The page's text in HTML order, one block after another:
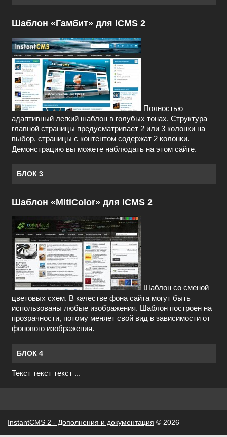
Шаблон «Гамбит» для ICMS 2
Полностью
адаптивный легкий шаблон в голубых тонах. Структура
главной страницы предусматривает 2 или 3 колонки на
выбор, страницы с контентом содержат 2 колонки.
Демонстрацию вы можете наблюдать на этом сайте.
БЛОК 3
Шаблон «MltiColor» для ICMS 2
Шаблон со сменой
цветовых схем. В качестве фона сайта могут быть
использованы любые изображения. Шаблон построен на
прозрачности, потому меняет свой вид в зависимости от
фонового изображения.
БЛОК 4
Текст текст текст ...
InstantCMS 2 - Дополнения и документация © 2026